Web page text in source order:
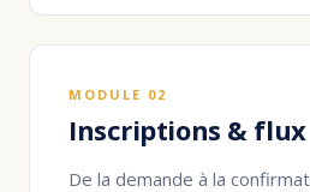
MODULE 02
Inscriptions & flux
De la demande à la